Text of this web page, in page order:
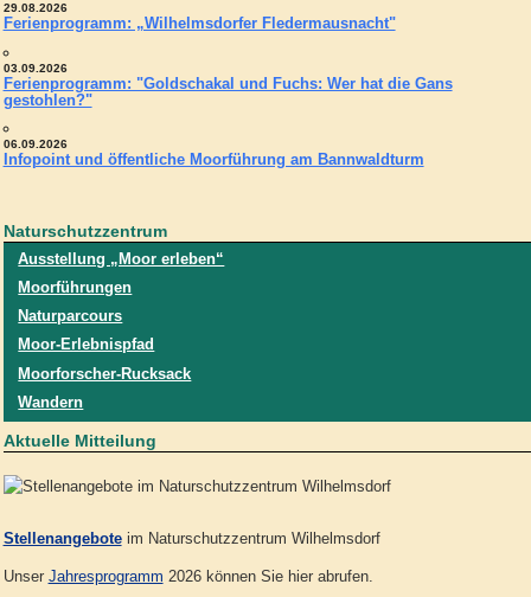
29.08.2026
Ferienprogramm: „Wilhelmsdorfer Fledermausnacht"
03.09.2026
Ferienprogramm: "Goldschakal und Fuchs: Wer hat die Gans
gestohlen?"
06.09.2026
Infopoint und öffentliche Moorführung am Bannwaldturm
Naturschutzzentrum
Ausstellung „Moor erleben“
Moorführungen
Naturparcours
Moor-Erlebnispfad
Moorforscher-Rucksack
Wandern
Aktuelle Mitteilung
Stellenangeboteim Naturschutzzentrum Wilhelmsdorf
Unser Jahresprogramm 2026 können Sie hier abrufen.